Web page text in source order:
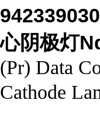
心阴极灯
(Pr) Data
Cathode